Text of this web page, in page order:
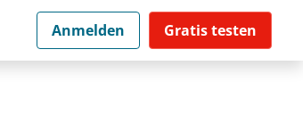
Anmelden Gratis testen